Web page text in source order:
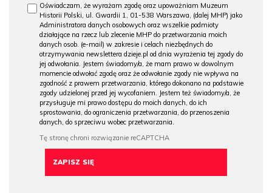
Oświadczam, że wyrażam zgodę oraz upoważniam Muzeum
Historii Polski, ul. Gwardii 1, 01-538 Warszawa, (dalej MHP) jako
Administratora danych osobowych oraz wszelkie podmioty
działające na rzecz lub zlecenie MHP do przetwarzania moich
danych osob. (e-mail) w zakresie i celach niezbędnych do
otrzymywania newslettera dzieje.pl od dnia wyrażenia tej zgody do
jej odwołania. Jestem świadomy/a, że mam prawo w dowolnym
momencie odwołać zgodę oraz że odwołanie zgody nie wpływa na
zgodność z prawem przetwarzania, którego dokonano na podstawie
zgody udzielonej przed jej wycofaniem. Jestem też świadomy/a, że
przysługuje mi prawo dostępu do moich danych, do ich
sprostowania, do ograniczenia przetwarzania, do przenoszenia
danych, do sprzeciwu wobec przetwarzania.